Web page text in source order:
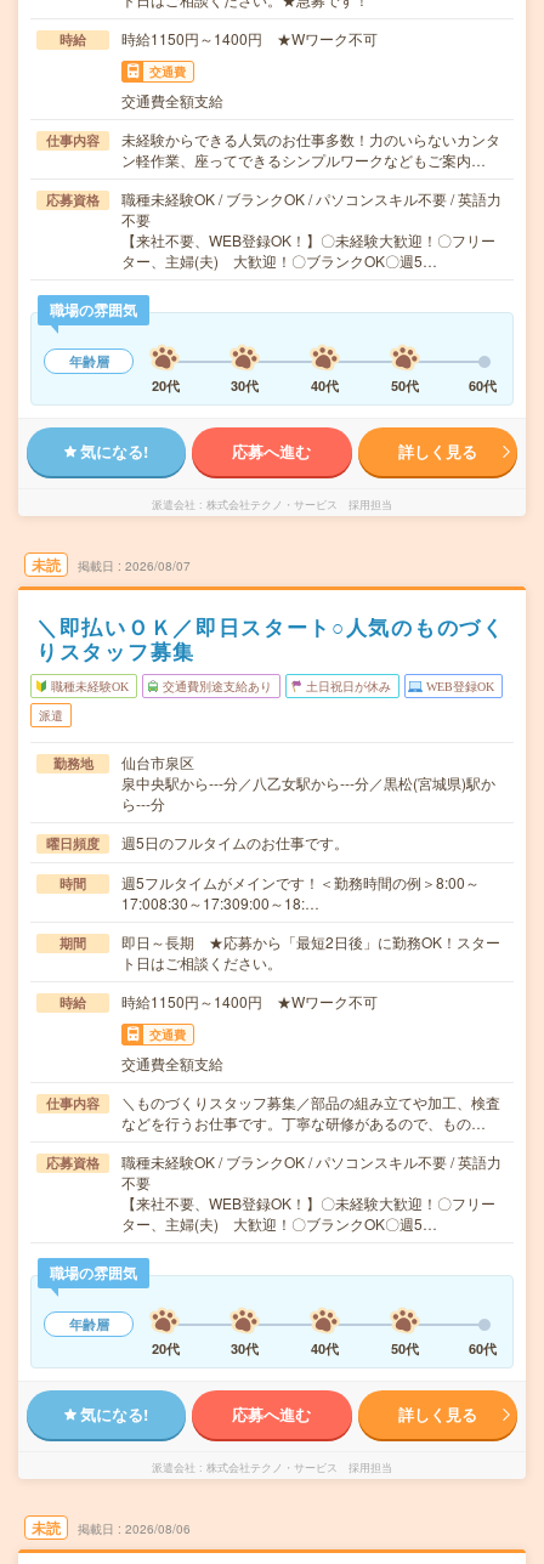
時給 時給1150円～1400円 ★Wワーク不可
交通費
交通費全額支給
仕事内容
未経験からできる人気のお仕事多数！力のいらないカンタ
ン軽作業、座ってできるシンプルワークなどもご案内…
応募資格
職種未経験OK / ブランクOK / パソコンスキル不要 / 英語力
不要
【来社不要、WEB登録OK！】〇未経験大歓迎！〇フリー
ター、主婦(夫) 大歓迎！〇ブランクOK〇週5…
職場の雰囲気
年齢層
20代
30代 40代 50代 60代
気になる! 応募へ進む 詳しく見る
派遣会社 株式会社テクノ・サービス 採用担当
未読 掲載日 2026/08/07
＼即払いＯＫ／即日スタート○人気のものづく
りスタッフ募集
職種未経験OK 交通費別途支給あり 土日祝日が休み WEB登録OK
派遣
勤務地
仙台市泉区
泉中央駅から---分／八乙女駅から---分／黒松(宮城県)駅か
ら---分
曜日頻度 週5日のフルタイムのお仕事です。
時間
週5フルタイムがメインです！＜勤務時間の例＞8:00～
17:008:30～17:309:00～18:…
期間
即日～長期 ★応募から「最短2日後」に勤務OK！スター
ト日はご相談ください。
時給 時給1150円～1400円 ★Wワーク不可
交通費
交通費全額支給
仕事内容
＼ものづくりスタッフ募集／部品の組み立てや加工、検査
などを行うお仕事です。丁寧な研修があるので、もの…
応募資格
職種未経験OK / ブランクOK / パソコンスキル不要 / 英語力
不要
【来社不要、WEB登録OK！】〇未経験大歓迎！〇フリー
ター、主婦(夫) 大歓迎！〇ブランクOK〇週5…
職場の雰囲気
年齢層
20代
30代 40代 50代 60代
気になる! 応募へ進む 詳しく見る
派遣会社 株式会社テクノ・サービス 採用担当
未読 掲載日 2026/08/06